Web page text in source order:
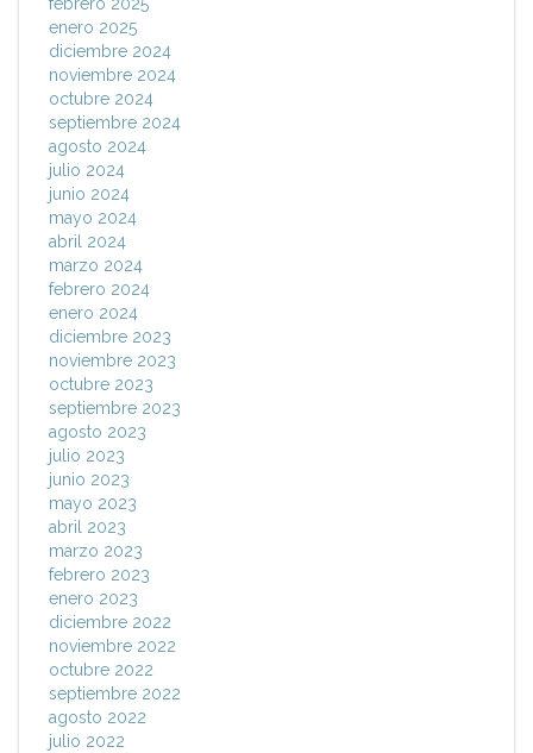
febrero 2025
enero 2025
diciembre 2024
noviembre 2024
octubre 2024
septiembre 2024
agosto 2024
julio 2024
junio 2024
mayo 2024
abril 2024
marzo 2024
febrero 2024
enero 2024
diciembre 2023
noviembre 2023
octubre 2023
septiembre 2023
agosto 2023
julio 2023
junio 2023
mayo 2023
abril 2023
marzo 2023
febrero 2023
enero 2023
diciembre 2022
noviembre 2022
octubre 2022
septiembre 2022
agosto 2022
julio 2022